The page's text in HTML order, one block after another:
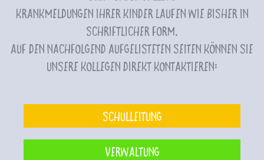
Krankmeldungen Ihrer Kinder laufen wie bisher in
schriftlicher Form.
Auf den nachfolgend aufgelisteten Seiten können Sie
unsere Kollegen direkt kontaktieren:
Schulleitung
Verwaltung